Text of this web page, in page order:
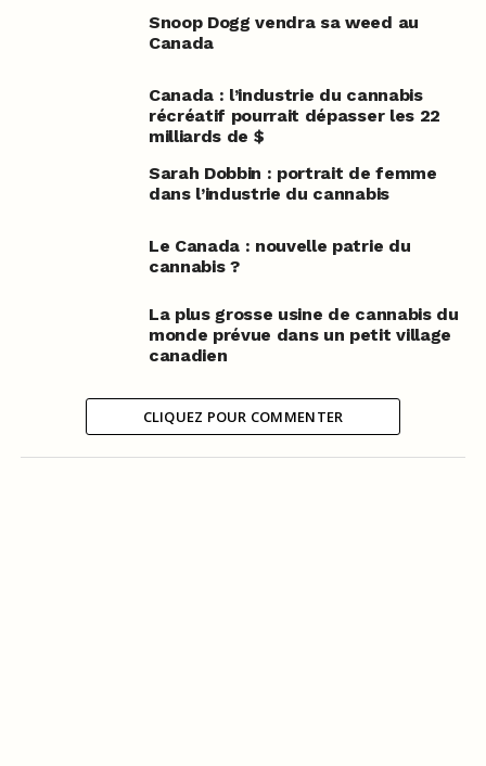
Snoop Dogg vendra sa weed au
Canada
Canada : l’industrie du cannabis
récréatif pourrait dépasser les 22
milliards de $
Sarah Dobbin : portrait de femme
dans l’industrie du cannabis
Le Canada : nouvelle patrie du
cannabis ?
La plus grosse usine de cannabis du
monde prévue dans un petit village
canadien
CLIQUEZ POUR COMMENTER